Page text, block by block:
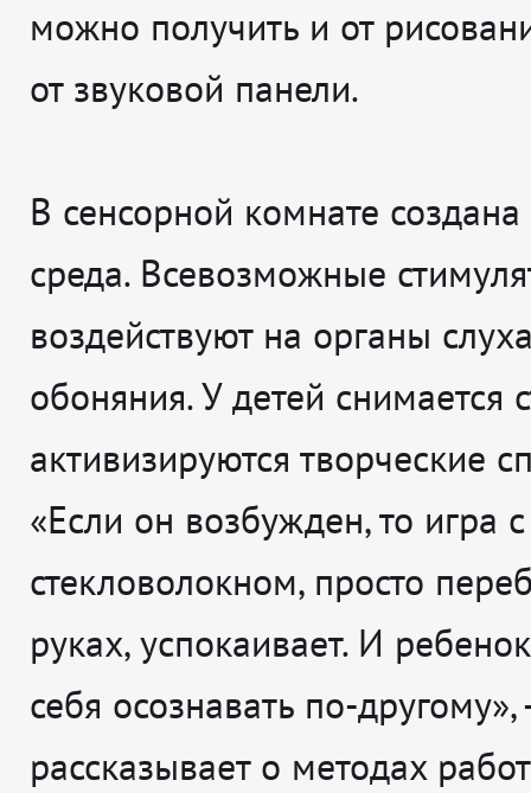
можно получить и от
от звуковой панели.
В сенсорной комнате
среда. Всевозможные
воздействуют на органы
обоняния. У детей снимается
активизируются творческие
«Если он возбужден, то игра
стекловолокном, просто
руках, успокаивает. И
себя осознавать по-другому»,
рассказывает о методах